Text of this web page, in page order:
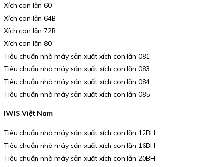
Xích con lăn 60
Xích con lăn 64B
Xích con lăn 72B
Xích con lăn 80
Tiêu chuẩn nhà máy sản xuất xích con lăn 081
Tiêu chuẩn nhà máy sản xuất xích con lăn 083
Tiêu chuẩn nhà máy sản xuất xích con lăn 084
Tiêu chuẩn nhà máy sản xuất xích con lăn 085
IWIS Việt Nam
Tiêu chuẩn nhà máy sản xuất xích con lăn 12BH
Tiêu chuẩn nhà máy sản xuất xích con lăn 16BH
Tiêu chuẩn nhà máy sản xuất xích con lăn 20BH